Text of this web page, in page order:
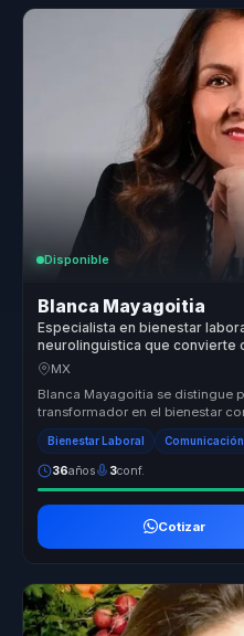
Disponible
Blanca Mayagoitia
Especialista en bienestar
neurolinguistica que convierte
emocional en colaboracion
MX
Blanca Mayagoitia se distingue
transformador en el bienestar
experiencia en co...
Bienestar Laboral
36años 3conf.
Cotizar